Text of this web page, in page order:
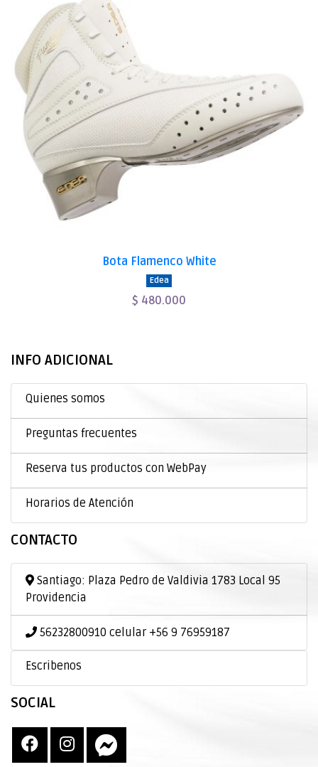
Bota Flamenco White
Edea
$ 480.000
INFO ADICIONAL
Quienes somos
Preguntas frecuentes
Reserva tus productos con WebPay
Horarios de Atención
CONTACTO
Santiago: Plaza Pedro de Valdivia 1783 Local 95
Providencia
56232800910 celular +56 9 76959187
Escribenos
SOCIAL